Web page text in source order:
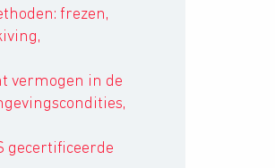
frezen,
vermogen in de
gecertificeerde